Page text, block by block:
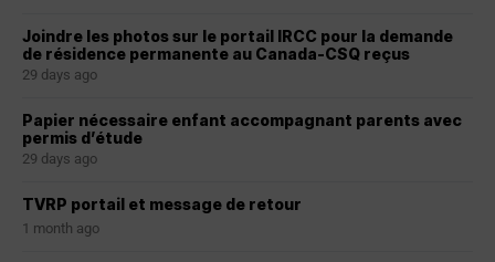
Joindre les photos sur le portail IRCC pour la demande
de résidence permanente au Canada-CSQ reçus
29 days ago
Papier nécessaire enfant accompagnant parents avec
permis d’étude
29 days ago
TVRP portail et message de retour
1 month ago